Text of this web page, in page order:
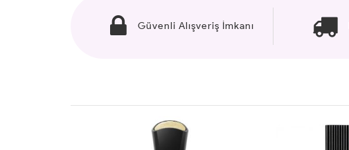
Güvenli Alışveriş İmkanı